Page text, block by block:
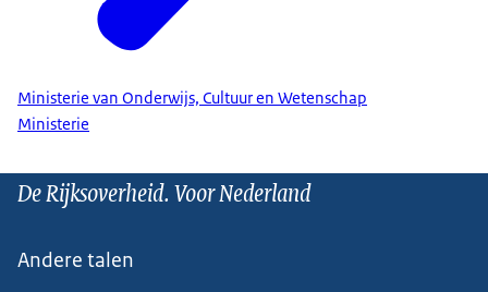
Ministerie van Onderwijs, Cultuur en Wetenschap
Ministerie
De Rijksoverheid. Voor Nederland
Andere talen